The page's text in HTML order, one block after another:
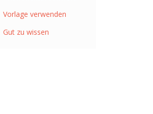
Vorlage verwenden
Gut zu wissen